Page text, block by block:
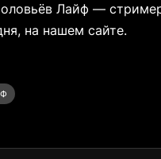
Лайф —
на нашем сайте.